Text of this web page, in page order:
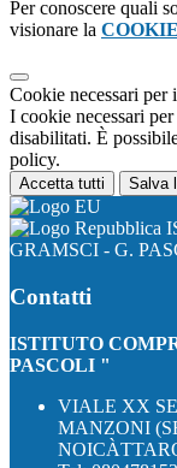
Per conoscere quali
visionare la
Cookie necessari per
I cookie necessari
disabilitati. È
policy.
Accetta tutti Salva
GRAMSCI - G.
Contatti
ISTITUTO
PASCOLI "
VIALE XX
MANZONI